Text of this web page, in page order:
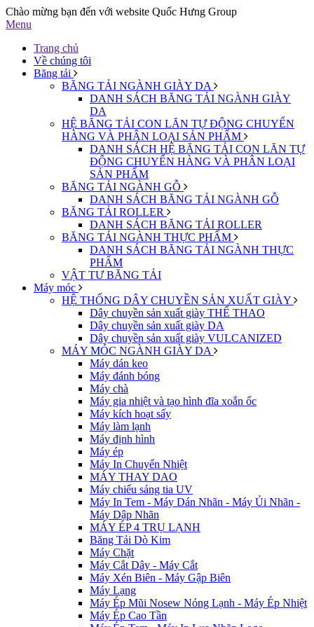
Chào mừng bạn đến với website Quốc Hưng Group
Menu
Trang chủ
Về chúng tôi
Băng tải
BĂNG TẢI NGÀNH GIÀY DA
DANH SÁCH BĂNG TẢI NGÀNH GIÀY
DA
HỆ BĂNG TẢI CON LĂN TỰ ĐỘNG CHUYỂN
HÀNG VÀ PHÂN LOẠI SẢN PHẨM
DANH SÁCH HỆ BĂNG TẢI CON LĂN TỰ
ĐỘNG CHUYỂN HÀNG VÀ PHÂN LOẠI
SẢN PHẨM
BĂNG TẢI NGÀNH GỖ
DANH SÁCH BĂNG TẢI NGÀNH GỖ
BĂNG TẢI ROLLER
DANH SÁCH BĂNG TẢI ROLLER
BĂNG TẢI NGÀNH THỰC PHẨM
DANH SÁCH BĂNG TẢI NGÀNH THỰC
PHẨM
VẬT TƯ BĂNG TẢI
Máy móc
HỆ THỐNG DÂY CHUYỀN SẢN XUẤT GIÀY
Dây chuyền sản xuất giày THỂ THAO
Dây chuyền sản xuất giày DA
Dây chuyền sản xuất giày VULCANIZED
MÁY MÓC NGÀNH GIÀY DA
Máy dán keo
Máy đánh bóng
Máy chà
Máy gia nhiệt và tạo hình đĩa xoắn ốc
Máy kích hoạt sấy
Máy làm lạnh
Máy định hình
Máy ép
Máy In Chuyển Nhiệt
MÁY THAY DAO
Máy chiếu sáng tia UV
Máy In Tem - Máy Dán Nhãn - Máy Ủi Nhãn -
Máy Dập Nhãn
MÁY ÉP 4 TRỤ LẠNH
Băng Tải Dò Kim
Máy Chặt
Máy Cắt Dây - Máy Cắt
Máy Xén Biên - Máy Gập Biên
Máy Lạng
Máy Ép Mũi Nosew Nóng Lạnh - Máy Ép Nhiệt
Máy Ép Cao Tần